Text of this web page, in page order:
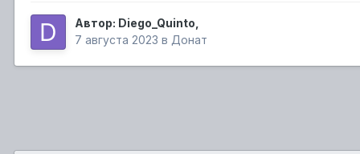
Автор: Diego_Quinto
7 августа 2023 в Донат